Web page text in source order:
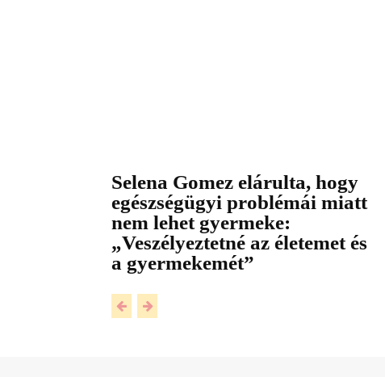
Selena Gomez elárulta, hogy
egészségügyi problémái miatt
nem lehet gyermeke:
„Veszélyeztetné az életemet és
a gyermekemét”